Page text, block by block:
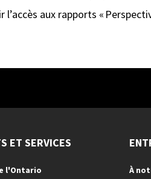
l’accès aux rapports «
ET SERVICES
l'Ontario À